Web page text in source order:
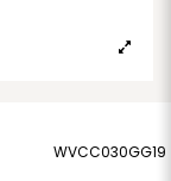
WVCC030GG19